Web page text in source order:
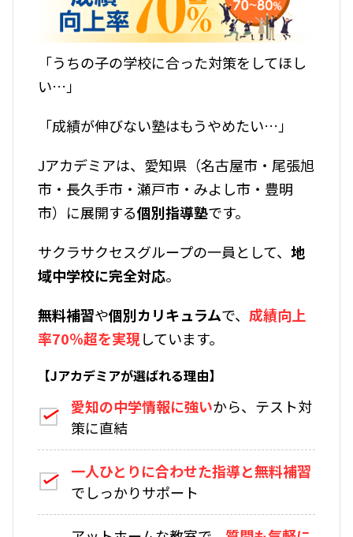
「うちの子の学校に合った対策をしてほし
い…」
「成績が伸びない塾はもうやめたい…」
Jアカデミアは、愛知県（名古屋市・尾張旭
市・長久手市・瀬戸市・みよし市・豊明
市）に展開する個別指導塾です。
サクラサクセスグループの一員として、 地
域中学校に完全対応。
無料補習や個別カリキュラムで、 成績向上
率70％超を実現しています。
【Jアカデミアが選ばれる理由】
愛知の中学情報に強いから、テスト対
策に直結
一人ひとりに合わせた指導と無料補習
でしっかりサポート